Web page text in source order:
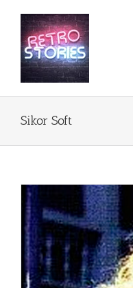
zawartości
Sikor Soft